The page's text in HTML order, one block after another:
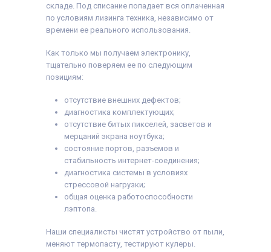
складе. Под списание попадает вся оплаченная
по условиям лизинга техника, независимо от
времени ее реального использования.
Как только мы получаем электронику,
тщательно поверяем ее по следующим
позициям:
отсутствие внешних дефектов;
диагностика комплектующих;
отсутствие битых пикселей, засветов и
мерцаний экрана ноутбука;
состояние портов, разъемов и
стабильность интернет-соединения;
диагностика системы в условиях
стрессовой нагрузки;
общая оценка работоспособности
лэптопа.
Наши специалисты чистят устройство от пыли,
меняют термопасту, тестируют кулеры.